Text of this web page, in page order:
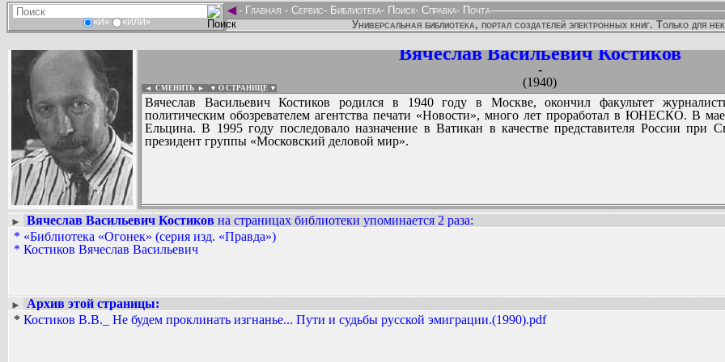
«И» «ИЛИ»
◄- Главная - Сервис- Библиотека- Поиск- Справка- Почта
Универсальная библиотека, портал создателей электронных книг. Только для
Вячеслав Васильевич Костиков
-
(1940)
◄ СМЕНИТЬ ► ▼ О СТРАНИЦЕ ▼
Вячеслав Васильевич Костиков родился в 1940 году в Москве, окончил факультет
политическим обозревателем агентства печати «Новости», много лет проработал в ЮНЕСКО. В
Ельцина. В 1995 году последовало назначение в Ватикан в качестве представителя России при
президент группы «Московский деловой мир».
Вадим Ершов...
...
► Вячеслав Васильевич Костиков на страницах библиотеки упоминается 2 раза:
* «Библиотека «Огонек» (серия изд. «Правда»)
* Костиков Вячеслав Васильевич
►
Архив этой страницы:
* Костиков В.В._ Не будем проклинать изгнанье... Пути и судьбы русской эмиграции.(1990).pdf